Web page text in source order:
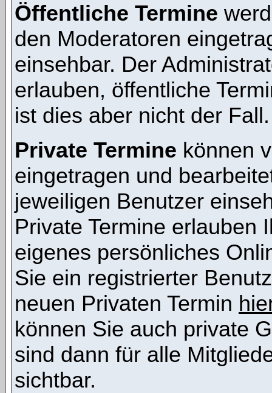
Öffentliche Termine
den Moderatoren
einsehbar. Der
erlauben, öffentliche
ist dies aber nicht der Fall.
Private Termine können
eingetragen und
jeweiligen Benutzer
Private Termine erlauben
eigenes persönliches
Sie ein registrierter
neuen Privaten Termin
können Sie auch private
sind dann für alle
sichtbar.